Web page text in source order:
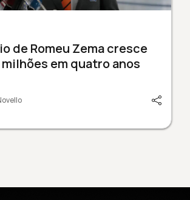
de Romeu Zema cresce
em quatro anos